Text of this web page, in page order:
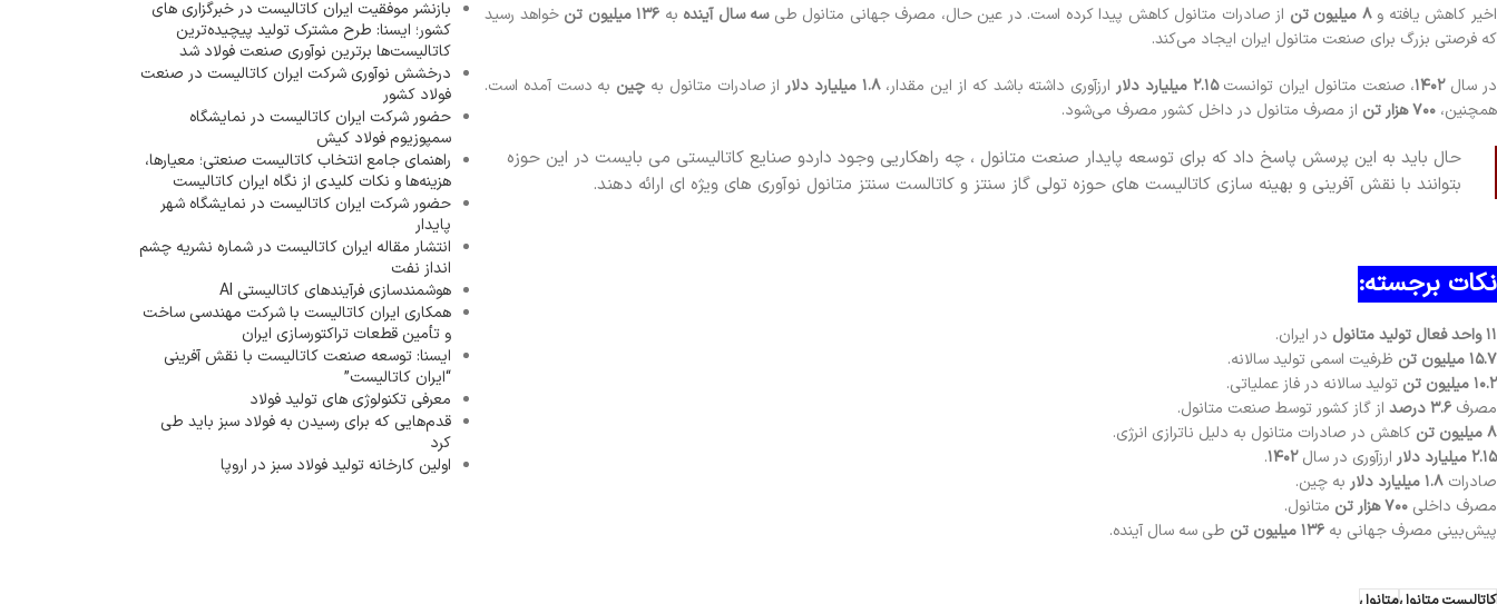
اخیر کاهش یافته و۸ میلیون تن از صادرات متانول کاهش پیدا کرده است. در عین حال، مصرف جهانی متانول طیسه سال آینده به ۱۳۶ میلیون تن
خواهد رسید
که فرصتی بزرگ برای صنعت متانول ایران ایجاد می‌کند.
در سال۱۴۰۲، صنعت متانول ایران توانست۲.۱۵ میلیارد دلار ارزآوری داشته باشد که از این مقدار،۱.۸ میلیارد دلار از صادرات متانول به چین به دست آمده است.
همچنین، ۷۰۰ هزار تن از مصرف متانول در داخل کشور مصرف می‌شود.
حال باید به این پرسش پاسخ داد که برای توسعه پایدار صنعت متانول ، چه راهکاریی وجود داردو صنایع کاتالیستی می بایست در این حوزه
بتوانند با نقش آفرینی و بهینه سازی کاتالیست های حوزه تولی گاز سنتز و کاتالست سنتز متانول نوآوری های ویژه ای ارائه دهند.
نکات برجسته:
۱۱ واحد فعال تولید متانول
در ایران.
۱۵.۷ میلیون تن
ظرفیت اسمی تولید سالانه.
۱۰.۲ میلیون تن
تولید سالانه در فاز عملیاتی.
مصرف ۳.۶ درصد
از گاز کشور توسط صنعت متانول.
۸ میلیون تن
کاهش در صادرات متانول به دلیل ناترازی انرژی.
۲.۱۵ میلیارد دلار
ارزآوری در سال۱۴۰۲.
صادرات ۱.۸ میلیارد دلار
به چین.
مصرف داخلی ۷۰۰ هزار تن
متانول.
پیش‌بینی مصرف جهانی به ۱۳۶ میلیون تن طی سه سال آینده.
بازنشر موفقیت ایران کاتالیست در خبرگزاری های
کشور؛ ایسنا: طرح مشترک تولید پیچیده‌ترین
کاتالیست‌ها برترین نوآوری صنعت فولاد شد
درخشش نوآوری شرکت ایران کاتالیست در صنعت
فولاد کشور
حضور شرکت ایران کاتالیست در نمایشگاه
سمپوزیوم فولاد کیش
راهنمای جامع انتخاب کاتالیست صنعتی؛ معیارها،
هزینه‌ها و نکات کلیدی از نگاه ایران کاتالیست
حضور شرکت ایران کاتالیست در نمایشگاه شهر
پایدار
انتشار مقاله ایران کاتالیست در شماره نشریه چشم
انداز نفت
هوشمندسازی فرآیندهای کاتالیستی AI
همکاری ایران کاتالیست با شرکت مهندسی ساخت
و تأمین قطعات تراکتورسازی ایران
ایسنا: توسعه صنعت کاتالیست با نقش آفرینی
“ایران کاتالیست”
معرفی تکنولوژی های تولید فولاد
قدم‌هایی که برای رسیدن به فولاد سبز باید طی
کرد
اولین کارخانه تولید فولاد سبز در اروپا